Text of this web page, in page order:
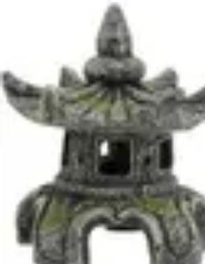
Astuces Pratiques
Routines et Habitudes Techniques
Astuces Anti Stress